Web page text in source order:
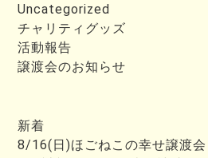
Uncategorized
チャリティグッズ
活動報告
譲渡会のお知らせ
新着
8/16(日)ほごねこの幸せ譲渡会